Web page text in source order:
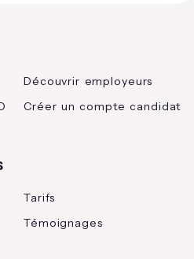
Découvrir employeurs
Tarifs